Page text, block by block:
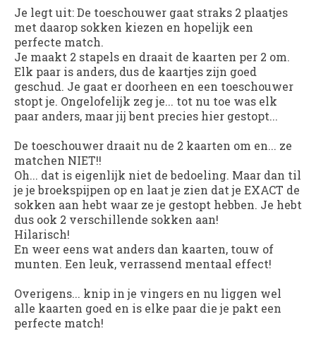
Je legt uit: De toeschouwer gaat straks 2 plaatjes
met daarop sokken kiezen en hopelijk een
perfecte match.
Je maakt 2 stapels en draait de kaarten per 2 om.
Elk paar is anders, dus de kaartjes zijn goed
geschud. Je gaat er doorheen en een toeschouwer
stopt je. Ongelofelijk zeg je... tot nu toe was elk
paar anders, maar jij bent precies hier gestopt...
De toeschouwer draait nu de 2 kaarten om en... ze
matchen NIET!!
Oh... dat is eigenlijk niet de bedoeling. Maar dan til
je je broekspijpen op en laat je zien dat je EXACT de
sokken aan hebt waar ze je gestopt hebben. Je hebt
dus ook 2 verschillende sokken aan!
Hilarisch!
En weer eens wat anders dan kaarten, touw of
munten. Een leuk, verrassend mentaal effect!
Overigens... knip in je vingers en nu liggen wel
alle kaarten goed en is elke paar die je pakt een
perfecte match!